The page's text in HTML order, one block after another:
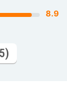
8.9